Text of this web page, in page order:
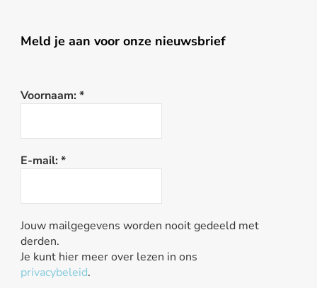
Meld je aan voor onze nieuwsbrief
Voornaam: *
E-mail: *
Jouw mailgegevens worden nooit gedeeld met
derden.
Je kunt hier meer over lezen in ons
privacybeleid.